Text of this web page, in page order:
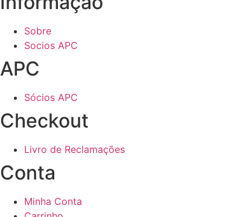
Sobre
Socios APC
APC
Sócios APC
Checkout
Livro de Reclamações
Conta
Minha Conta